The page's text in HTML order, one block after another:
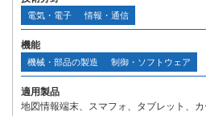
電気・電子 情報・通信
機能
機械・部品の製造 制御・ソフトウェア
適用製品
地図情報端末、スマフォ、タブレット、